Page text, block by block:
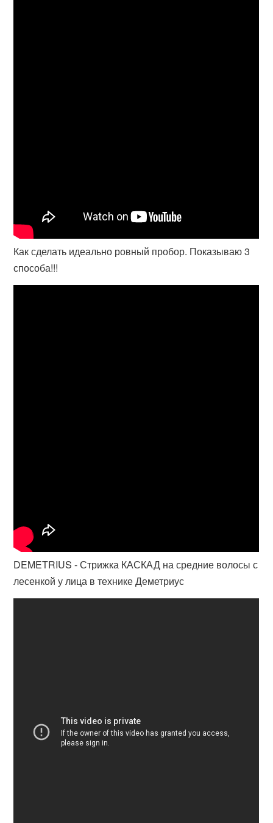
Как сделать идеально ровный пробор. Показываю 3
способа!!!
DEMETRIUS - Стрижка КАСКАД на средние волосы с
лесенкой у лица в технике Деметриус